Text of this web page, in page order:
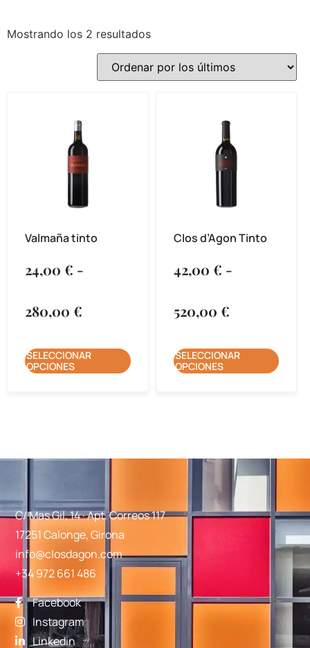
Mostrando los 2 resultados
Valmaña tinto
24,00 € -
280,00 €
SELECCIONAR
OPCIONES
Clos d’Agon Tinto
42,00 € -
520,00 €
SELECCIONAR
OPCIONES
C/ Mas Gil, 14 · Apt. Correos 117
17251 Calonge, Girona
info@closdagon.com
+34 972 661 486
Facebook
Instagram
Linkedin